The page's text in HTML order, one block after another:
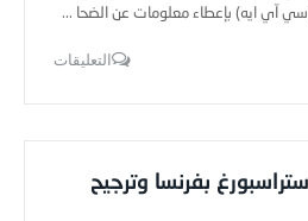
(سي آي ايه) بإعطاء معلومات عن الضحا ...
التعليقات
بفرنسا وترجيح